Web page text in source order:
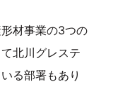
材事業の3つの
北川グレステ
る部署もあり